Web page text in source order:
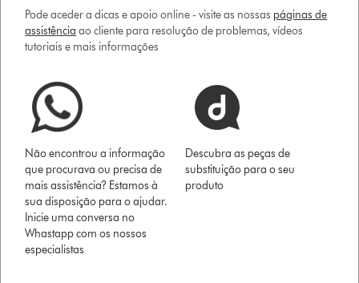
Pode aceder a dicas e apoio online - visite as nossas páginas de
assistência ao cliente para resolução de problemas, vídeos
tutoriais e mais informações
Não encontrou a informação
que procurava ou precisa de
mais assistência? Estamos à
sua disposição para o ajudar.
Inicie uma conversa no
Whastapp com os nossos
especialistas
Descubra as peças de
substituição para o seu
produto